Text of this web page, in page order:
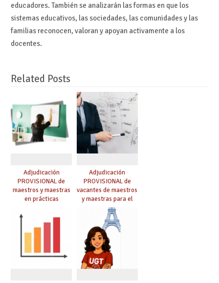
educadores. También se analizarán las formas en que los
sistemas educativos, las sociedades, las comunidades y las
familias reconocen, valoran y apoyan activamente a los
docentes.
Related Posts
Adjudicación
PROVISIONAL de
maestros y maestras
en prácticas
Adjudicación
PROVISIONAL de
vacantes de maestros
y maestras para el
curso 26-27